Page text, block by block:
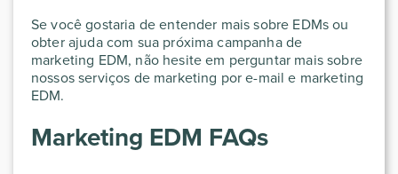
Se você gostaria de entender mais sobre EDMs ou
obter ajuda com sua próxima campanha de
marketing EDM, não hesite em perguntar mais sobre
nossos serviços de marketing por e-mail e marketing
EDM.
Marketing EDM FAQs